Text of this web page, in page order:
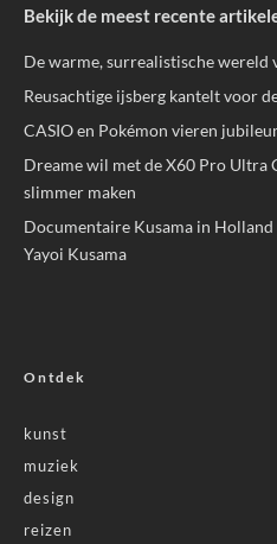
Bekijk de meest recente
De warme, surrealistische
Reusachtige ijsberg kantelt voor
CASIO en Pokémon vieren
Dreame wil met de X60 Pro Ultra
slimmer maken
Documentaire Kusama in
Yayoi Kusama
Ontdek
kunst
muziek
design
reizen